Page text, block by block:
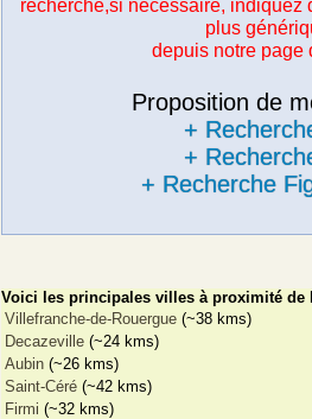
recherche,si nécessaire, indiquez
plus
depuis notre page
Proposition de
+
+
+ Recherche
Voici les principales villes à proximité de
Villefranche-de-Rouergue (~38 kms)
Decazeville (~24 kms)
Aubin (~26 kms)
Saint-Céré (~42 kms)
Firmi (~32 kms)